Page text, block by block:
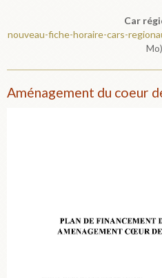
Car
nouveau-fiche-horaire-cars-
Mo)
Aménagement du coeur